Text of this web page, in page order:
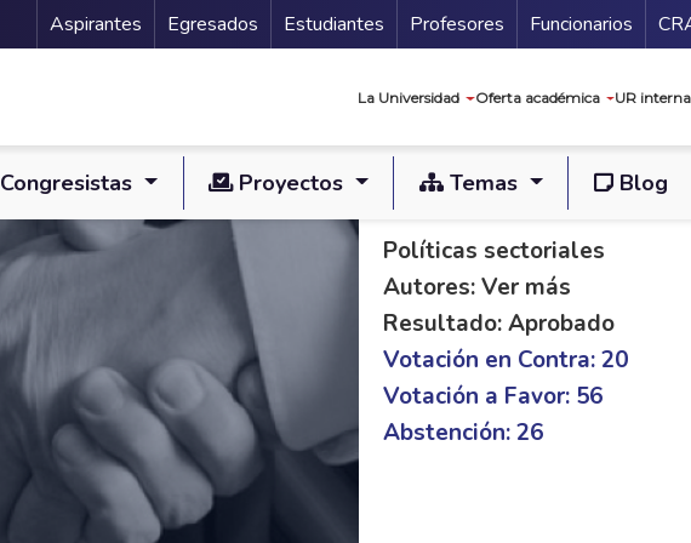
Menu Secundario
Aspirantes Egresados Estudiantes Profesores Funcionarios
La Universidad Oferta académica UR
Congresistas Proyectos Temas Blog
PL S 138/15 C 200/
Políticas sectoriales
Autores: Ver más
Resultado: Aprobado
Votación en Contra: 20
Votación a Favor: 56
Abstención: 26